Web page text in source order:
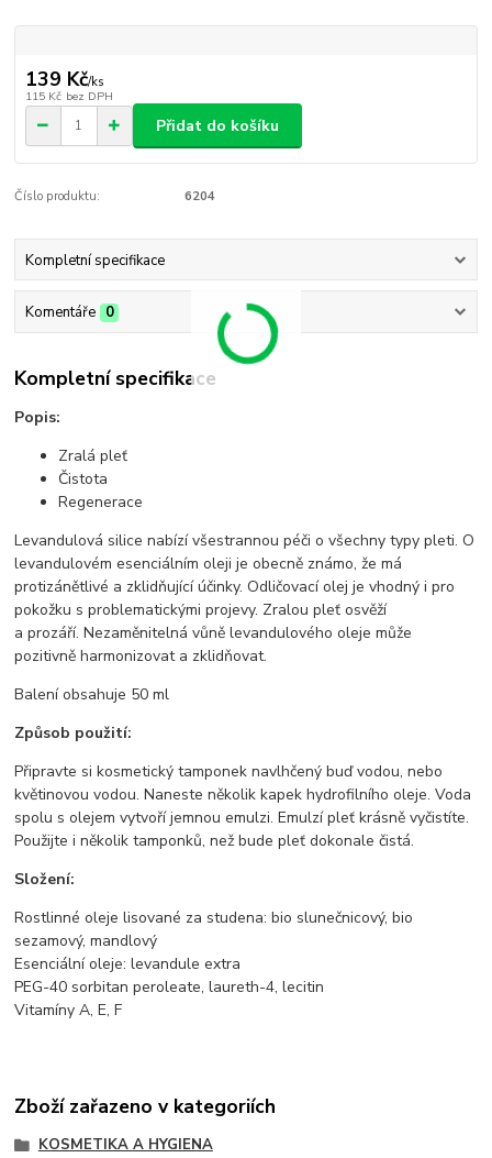
139 Kč/ks
115 Kč bez DPH
Přidat do košíku
Číslo produktu: 6204
Kompletní specifikace
Komentáře 0
Kompletní specifikace
Popis:
Zralá pleť
Čistota
Regenerace
Levandulová silice nabízí všestrannou péči o všechny typy pleti. O
levandulovém esenciálním oleji je obecně známo, že má
protizánětlivé a zklidňující účinky. Odličovací olej je vhodný i pro
pokožku s problematickými projevy. Zralou pleť osvěží
a prozáří. Nezaměnitelná vůně levandulového oleje může
pozitivně harmonizovat a zklidňovat.
Balení obsahuje 50 ml
Způsob použití:
Připravte si kosmetický tamponek navlhčený buď vodou, nebo
květinovou vodou. Naneste několik kapek hydrofilního oleje. Voda
spolu s olejem vytvoří jemnou emulzi. Emulzí pleť krásně vyčistíte.
Použijte i několik tamponků, než bude pleť dokonale čistá.
Složení:
Rostlinné oleje lisované za studena: bio slunečnicový, bio
sezamový, mandlový
Esenciální oleje: levandule extra
PEG-40 sorbitan peroleate, laureth-4, lecitin
Vitamíny A, E, F
Zboží zařazeno v kategoriích
KOSMETIKA A HYGIENA